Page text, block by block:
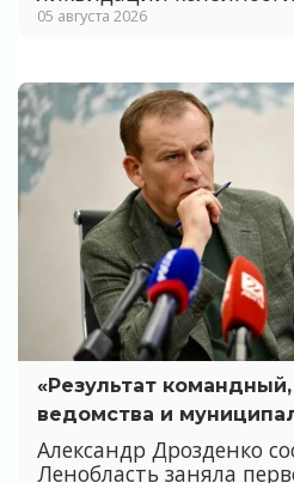
05 августа 2026
«Результат
ведомства и
Александр Дрозденко
Ленобласть заняла